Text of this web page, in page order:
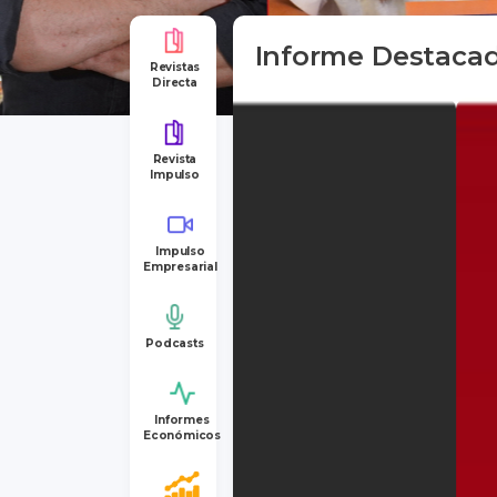
Revistas
Directa
Revista
Impulso
Impulso
Empresarial
Podcasts
Informes
Económicos
Informe